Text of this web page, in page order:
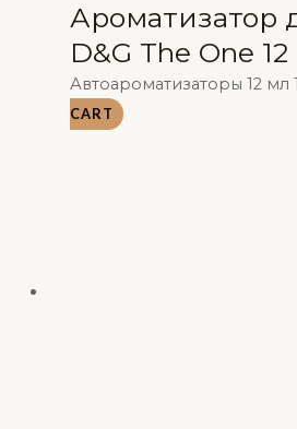
Ароматизатор
D&G The One
Автоароматизаторы 12 мл
CART